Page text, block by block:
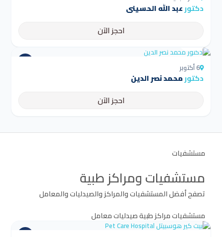
دكتورعبد الله الحسيني
احجز الآن
6 أكتوبر
دكتورمحمد نصر الدين
احجز الآن
مستشفيات
مستشفيات ومراكز طبية
تصفح أفضل المستشفيات والمراكز والصيدليات والمعامل
مستشفياتمراكز طبيةصيدلياتمعامل